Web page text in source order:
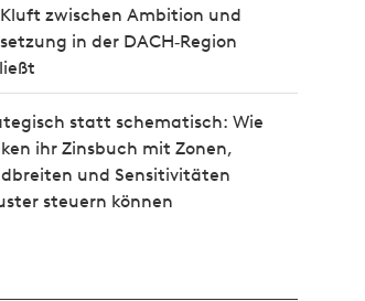
zwischen Ambition und
in der DACH‑Region
statt schematisch: Wie
ihr Zinsbuch mit Zonen,
und Sensitivitäten
steuern können